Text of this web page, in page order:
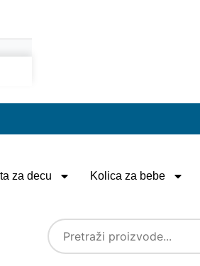
za decu Kolica za bebe